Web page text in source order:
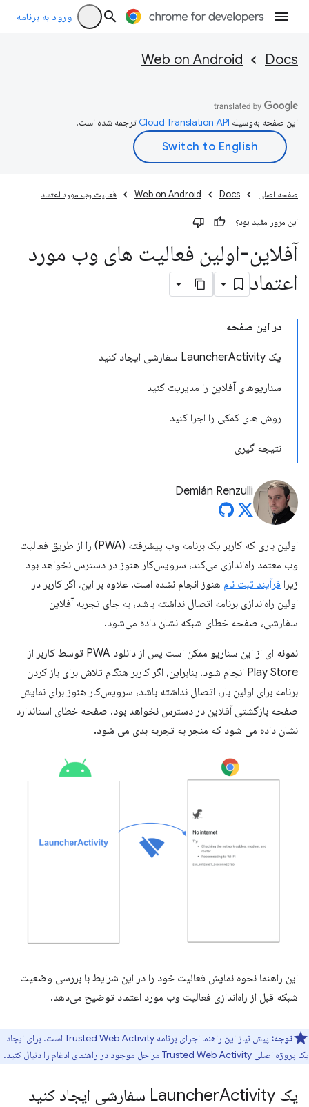
ورود به برنامه
Docs
Web on Android
این صفحه به‌وسیله ترجمه شده است.
صفحه اصلی Docs
Web on Android فعالیت وب مورد اعتماد
این مرور مفید بود؟
آفلاین-اولین فعالیت های وب مورد
اعتماد
در این صفحه
یک LauncherActivity سفارشی ایجاد کنید
سناریوهای آفلاین را مدیریت کنید
روش های کمکی را اجرا کنید
نتیجه گیری
Demián Renzulli
اولین باری که کاربر یک برنامه وب پیشرفته (PWA) را از طریق فعالیت
وب معتمد راه‌اندازی می‌کند، سرویس‌کار هنوز در دسترس نخواهد بود
زیرا فرآیند ثبت نام هنوز انجام نشده است. علاوه بر این، اگر کاربر در
اولین راه‌اندازی برنامه اتصال نداشته باشد، به جای تجربه آفلاین
سفارشی، صفحه خطای شبکه نشان داده می‌شود.
نمونه ای از این سناریو ممکن است پس از دانلود PWA توسط کاربر از
Play Store انجام شود. بنابراین، اگر کاربر هنگام تلاش برای باز کردن
برنامه برای اولین بار، اتصال نداشته باشد، سرویس‌کار هنوز برای نمایش
صفحه بازگشتی آفلاین در دسترس نخواهد بود. صفحه خطای استاندارد
نشان داده می شود که منجر به تجربه بدی می شود.
این راهنما نحوه نمایش فعالیت خود را در این شرایط با بررسی وضعیت
شبکه قبل از راه‌اندازی فعالیت وب مورد اعتماد توضیح می‌دهد.
توجه:
پیش نیاز این راهنما اجرای برنامه Trusted Web Activity است. برای ایجاد
یک پروژه اصلی Trusted Web Activity مراحل موجود در
راهنمای ادغام را دنبال کنید.
یک Launcher Activity سفارشی ایجاد کنید